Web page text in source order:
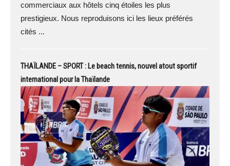
commerciaux aux hôtels cinq étoiles les plus
prestigieux. Nous reproduisons ici les lieux préférés
cités ...
THAÏLANDE – SPORT : Le beach tennis, nouvel atout sportif
international pour la Thaïlande